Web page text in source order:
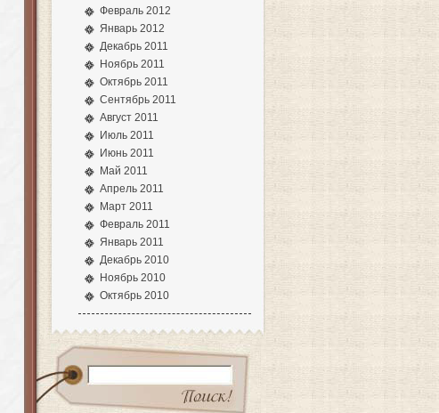
Февраль 2012
Январь 2012
Декабрь 2011
Ноябрь 2011
Октябрь 2011
Сентябрь 2011
Август 2011
Июль 2011
Июнь 2011
Май 2011
Апрель 2011
Март 2011
Февраль 2011
Январь 2011
Декабрь 2010
Ноябрь 2010
Октябрь 2010